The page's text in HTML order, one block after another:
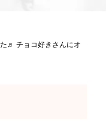
♬ チョコ好きさんにオ